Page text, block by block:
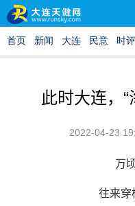
此时大连，“
2022-04-23
万
往来穿